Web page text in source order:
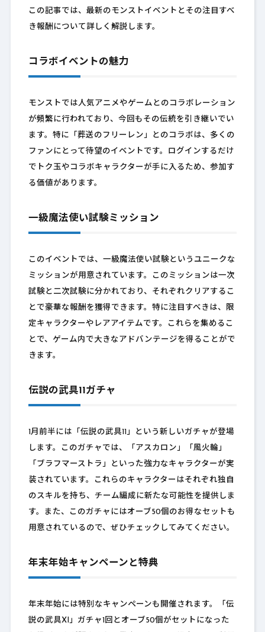
この記事では、最新のモンストイベントとその注目すべ
き報酬について詳しく解説します。
コラボイベントの魅力
モンストでは人気アニメやゲームとのコラボレーション
が頻繁に行われており、今回もその伝統を引き継いでい
ます。特に「葬送のフリーレン」とのコラボは、多くの
ファンにとって待望のイベントです。ログインするだけ
でトク玉やコラボキャラクターが手に入るため、参加す
る価値があります。
一級魔法使い試験ミッション
このイベントでは、一級魔法使い試験というユニークな
ミッションが用意されています。このミッションは一次
試験と二次試験に分かれており、それぞれクリアするこ
とで豪華な報酬を獲得できます。特に注目すべきは、限
定キャラクターやレアアイテムです。これらを集めるこ
とで、ゲーム内で大きなアドバンテージを得ることがで
きます。
伝説の武具11ガチャ
1月前半には「伝説の武具11」という新しいガチャが登場
します。このガチャでは、「アスカロン」「風火輪」
「ブラフマーストラ」といった強力なキャラクターが実
装されています。これらのキャラクターはそれぞれ独自
のスキルを持ち、チーム編成に新たな可能性を提供しま
す。また、このガチャにはオーブ50個のお得なセットも
用意されているので、ぜひチェックしてみてください。
年末年始キャンペーンと特典
年末年始には特別なキャンペーンも開催されます。「伝
説の武具XI」ガチャ1回とオーブ50個がセットになった